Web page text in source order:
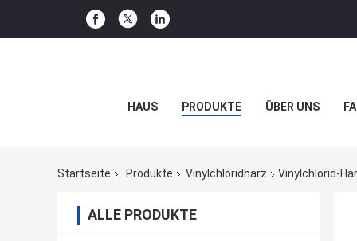
HAUS PRODUKTE ÜBER UNS
Startseite Produkte Vinylchloridharz Vinylchlorid-
ALLE PRODUKTE